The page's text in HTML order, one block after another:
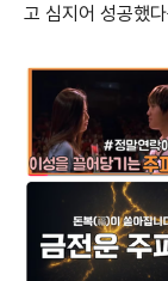
고 심지어 성공했